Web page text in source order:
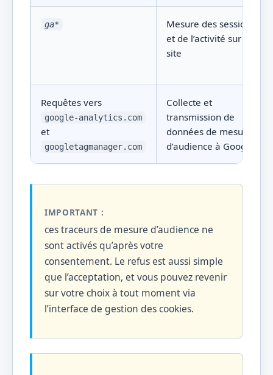
ga*
Mesure des sessions
et de l’activité sur le
site
Requêtes vers
google-analytics.com
et
googletagmanager.com
Collecte et
transmission de
données de mesure
d’audience à Google
IMPORTANT :
ces traceurs de mesure d’audience ne
sont activés qu’après votre
consentement. Le refus est aussi simple
que l’acceptation, et vous pouvez revenir
sur votre choix à tout moment via
l’interface de gestion des cookies.